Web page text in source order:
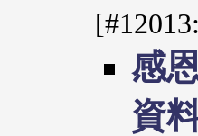
感
資